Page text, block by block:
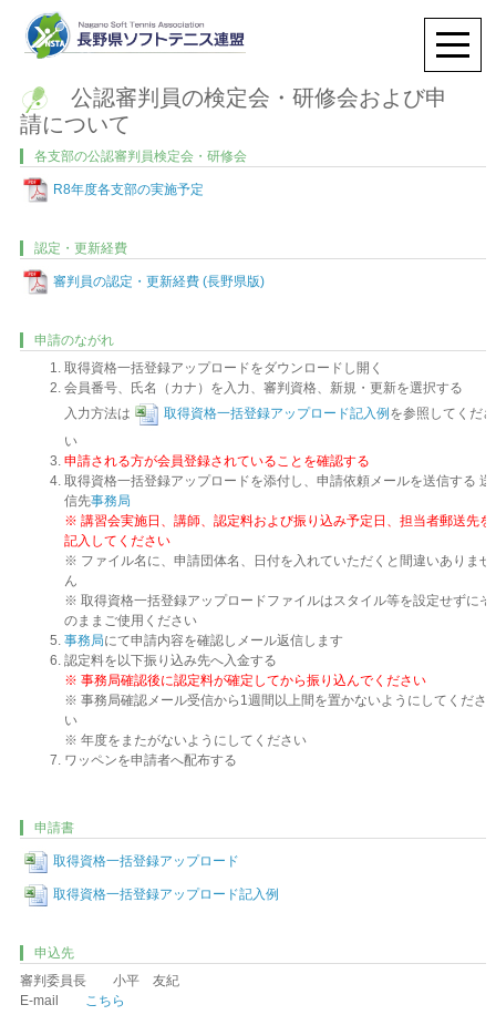
公認審判員の検定会・研修会および申
請について
各支部の公認審判員検定会・研修会
R8年度各支部の実施予定
認定・更新経費
審判員の認定・更新経費 (長野県版)
申請のながれ
取得資格一括登録アップロードをダウンロードし開く
会員番号、氏名（カナ）を入力、審判資格、新規・更新を選択する
入力方法は
取得資格一括登録アップロード記入例 を参照してくださ
い
申請される方が会員登録されていることを確認する
取得資格一括登録アップロードを添付し、申請依頼メールを送信する 送
信先事務局
※ 講習会実施日、講師、認定料および振り込み予定日、担当者郵送先を
記入してください
※ ファイル名に、申請団体名、日付を入れていただくと間違いありませ
ん
※ 取得資格一括登録アップロードファイルはスタイル等を設定せずにそ
のままご使用ください
事務局にて申請内容を確認しメール返信します
認定料を以下振り込み先へ入金する
※ 事務局確認後に認定料が確定してから振り込んでください
※ 事務局確認メール受信から1週間以上間を置かないようにしてくださ
い
※ 年度をまたがないようにしてください
ワッペンを申請者へ配布する
申請書
取得資格一括登録アップロード
取得資格一括登録アップロード記入例
申込先
審判委員長 小平 友紀
E-mail
こちら